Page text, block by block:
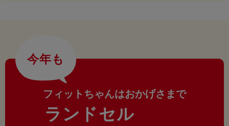
今年も
フィットちゃんはおかげさまで
ランドセル